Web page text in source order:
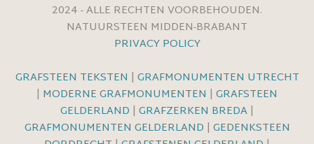
2024 - ALLE RECHTEN VOORBEHOUDEN.
NATUURSTEEN MIDDEN-BRABANT
PRIVACY POLICY
GRAFSTEEN TEKSTEN | GRAFMONUMENTEN UTRECHT
| MODERNE GRAFMONUMENTEN | GRAFSTEEN
GELDERLAND | GRAFZERKEN BREDA|
GRAFMONUMENTEN GELDERLAND | GEDENKSTEEN